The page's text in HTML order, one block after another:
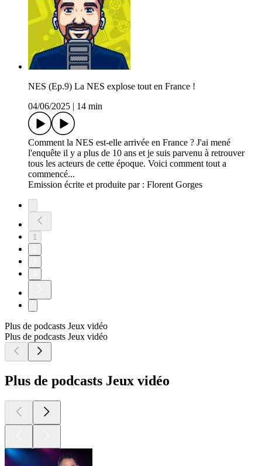
NES (Ep.9) La NES explose tout en France !
04/06/2025
14 min
Comment la NES est-elle arrivée en France ? J'ai mené
l'enquête il y a plus de 10 ans et je suis parvenu à retrouver
tous les acteurs de cette époque. Voici comment tout a
commencé...
Emission écrite et produite par : Florent Gorges
1
Plus de podcasts Jeux vidéo
Plus de podcasts Jeux vidéo
Plus de podcasts Jeux vidéo